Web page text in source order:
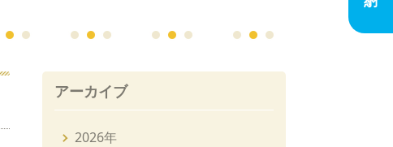
アーカイブ
2026年